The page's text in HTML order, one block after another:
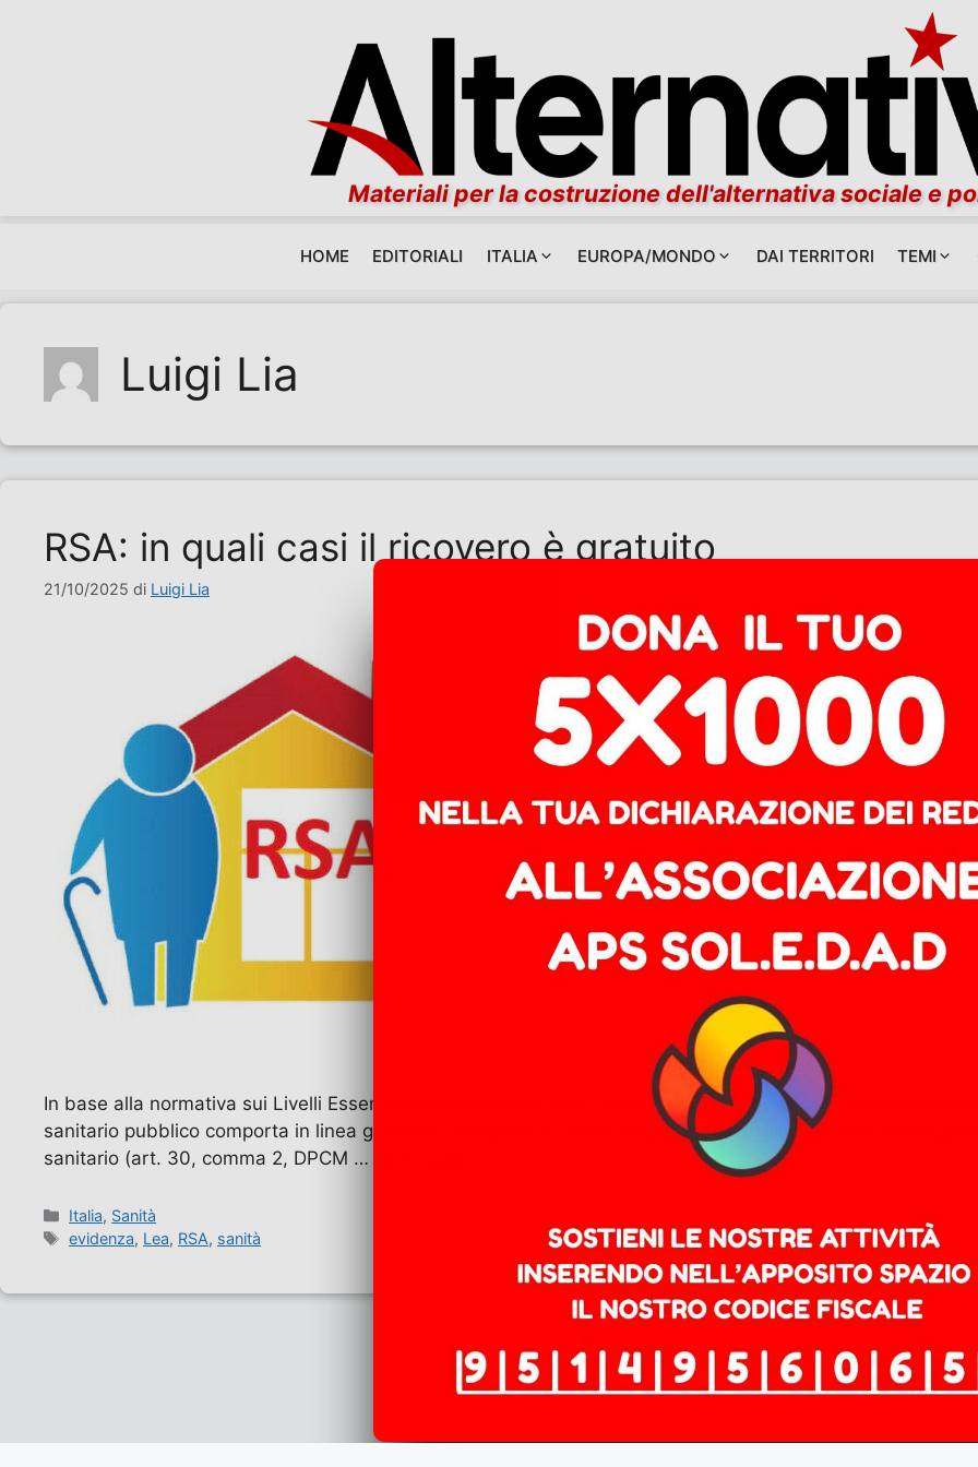
Materiali per la costruzione dell'alternativa sociale e
HOME EDITORIALI ITALIA EUROPA/MONDO DAI TERRITORI TEMI
Luigi Lia
RSA: in quali casi il ricovero è gratuito
21/10/2025 di Luigi Lia
In base alla normativa sui Livelli Essenziali di Assistenza (LEA), il ricovero di una persona presso una
sanitario pubblico comporta in linea generale una spesa a carico del paziente pari al 50% della tariffa
sanitario (art. 30, comma 2, DPCM …
Categorie
Italia, Sanità
Tag
evidenza, Lea, RSA, sanità